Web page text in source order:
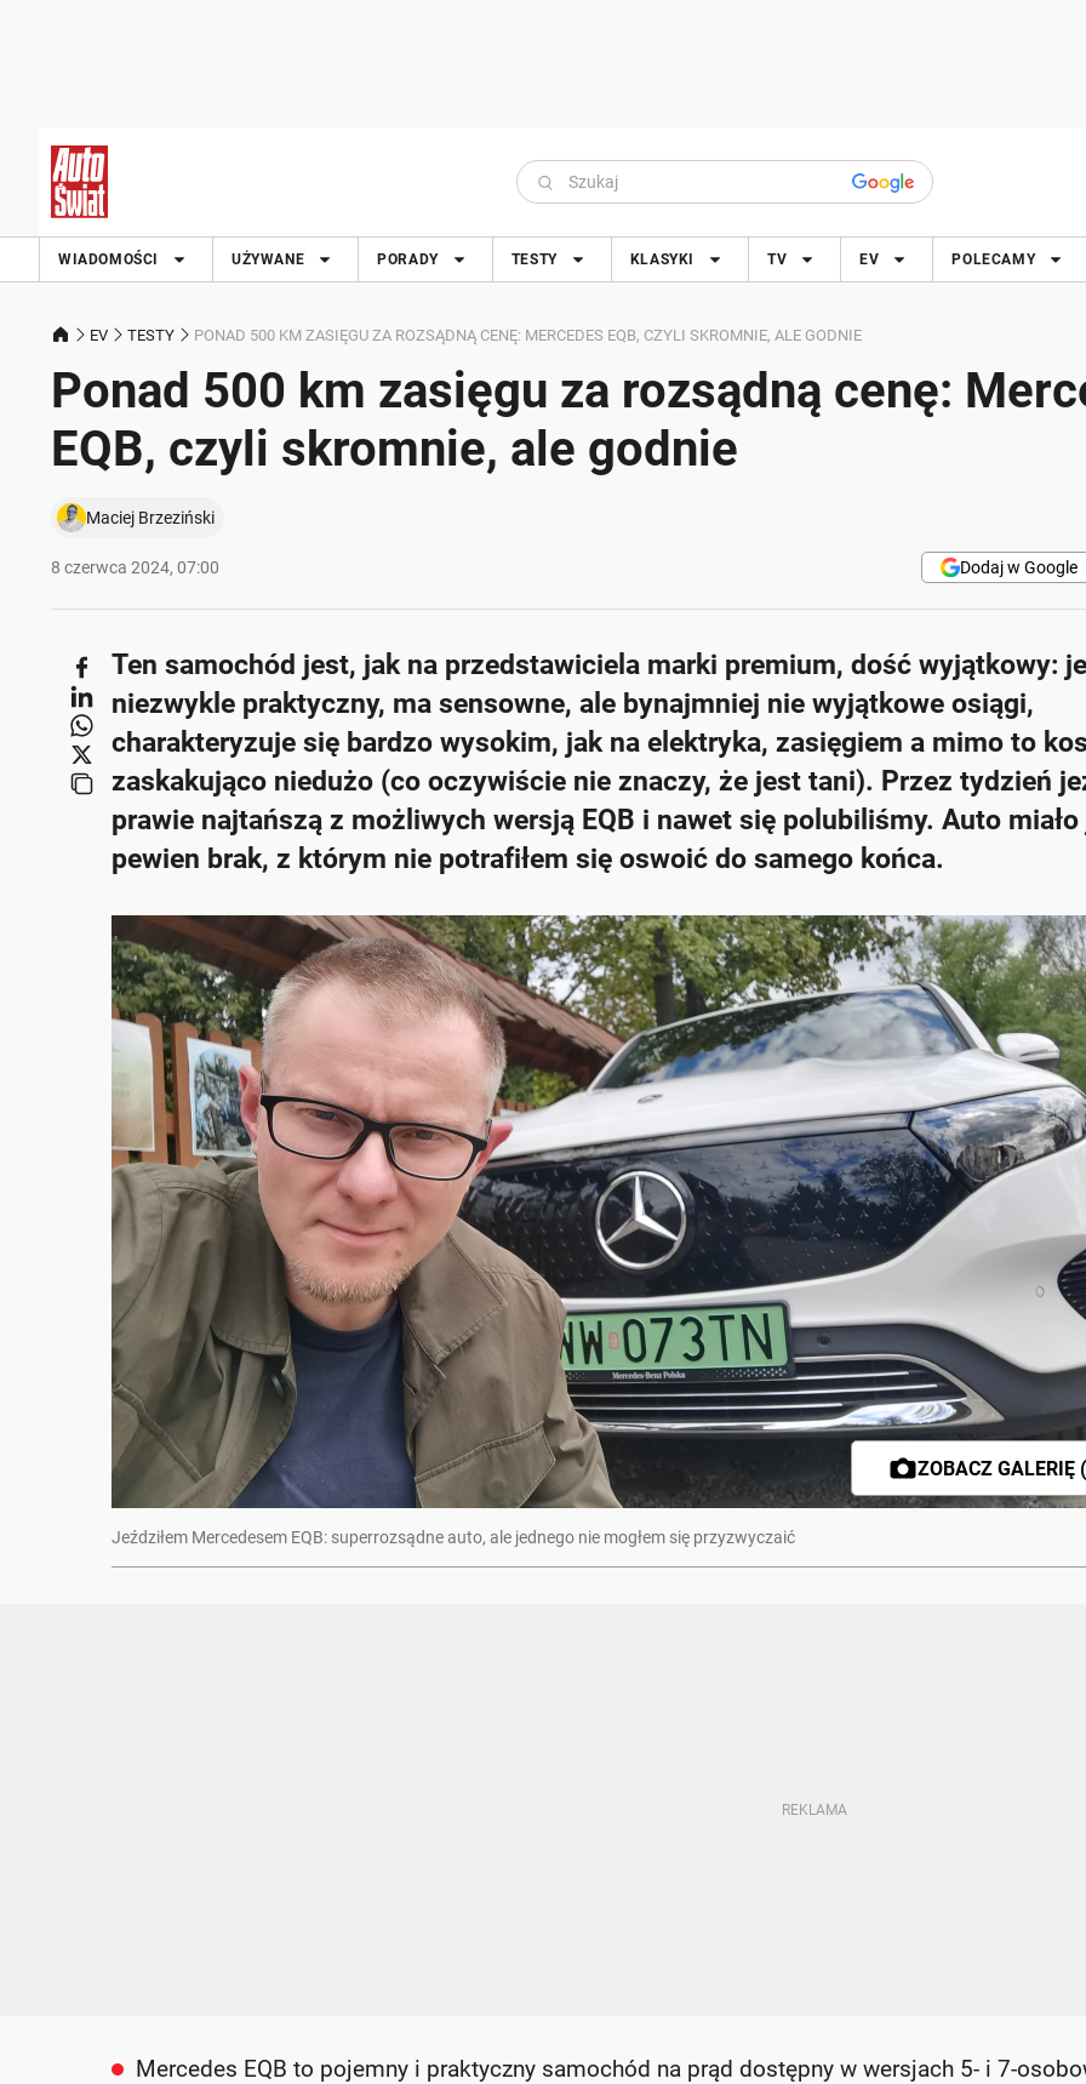
WIADOMOŚCI UŻYWANE PORADY TESTY KLASYKI TV EV POLECAMY
EV TESTY PONAD 500 KM ZASIĘGU ZA ROZSĄDNĄ CENĘ: MERCEDES EQB, CZYLI SKROMNIE, ALE GODNIE
Ponad 500 km zasięgu za rozsądną cenę:
EQB, czyli skromnie, ale godnie
Maciej Brzeziński
8 czerwca 2024, 07:00 Dodaj w Google
Ten samochód jest, jak na przedstawiciela marki premium, dość wyjątkowy:
niezwykle praktyczny, ma sensowne, ale bynajmniej nie wyjątkowe osiągi,
charakteryzuje się bardzo wysokim, jak na elektryka, zasięgiem a mimo to
zaskakująco niedużo (co oczywiście nie znaczy, że jest tani). Przez tydzień
prawie najtańszą z możliwych wersją EQB i nawet się polubiliśmy. Auto miało
pewien brak, z którym nie potrafiłem się oswoić do samego końca.
ZOBACZ GALERIĘ
Jeździłem Mercedesem EQB: superrozsądne auto, ale jednego nie mogłem się przyzwyczaić
Mercedes EQB to pojemny i praktyczny samochód na prąd dostępny w wersjach 5- i 7-